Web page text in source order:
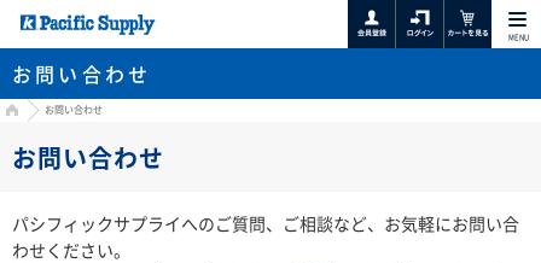
MENU
お問い合わせ
HOMEお問い合わせ
お問い合わせ
パシフィックサプライへのご質問、ご相談など、お気軽にお問い合
わせください。